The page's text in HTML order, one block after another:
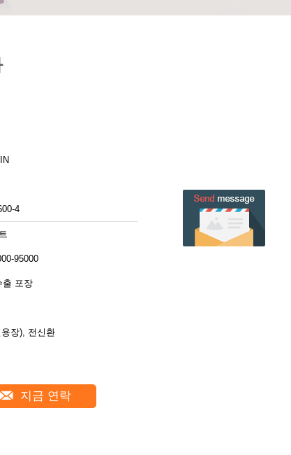
4
95000
출 포장
용장), 전신환
지금 연락